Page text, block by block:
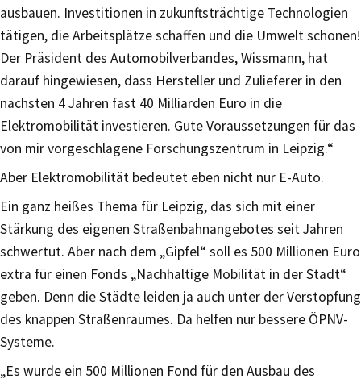
ausbauen. Investitionen in zukunftsträchtige Technologien
tätigen, die Arbeitsplätze schaffen und die Umwelt schonen!
Der Präsident des Automobilverbandes, Wissmann, hat
darauf hingewiesen, dass Hersteller und Zulieferer in den
nächsten 4 Jahren fast 40 Milliarden Euro in die
Elektromobilität investieren. Gute Voraussetzungen für das
von mir vorgeschlagene Forschungszentrum in Leipzig.“
Aber Elektromobilität bedeutet eben nicht nur E-Auto.
Ein ganz heißes Thema für Leipzig, das sich mit einer
Stärkung des eigenen Straßenbahnangebotes seit Jahren
schwertut. Aber nach dem „Gipfel“ soll es 500 Millionen Euro
extra für einen Fonds „Nachhaltige Mobilität in der Stadt“
geben. Denn die Städte leiden ja auch unter der Verstopfung
des knappen Straßenraumes. Da helfen nur bessere ÖPNV-
Systeme.
„Es wurde ein 500 Millionen Fond für den Ausbau des